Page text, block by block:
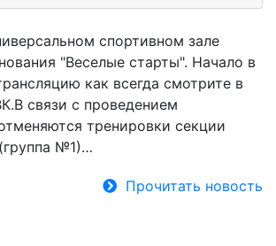
спортивном зале
"Веселые старты". Начало в
как всегда смотрите в
связи с проведением
тренировки секции
№1)…
Прочитать новость